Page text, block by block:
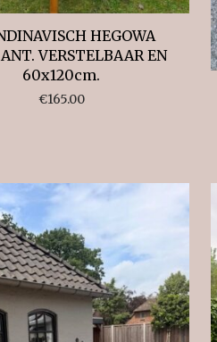
HEGOWA
VERSTELBAAR EN
60x120cm.
€165.00